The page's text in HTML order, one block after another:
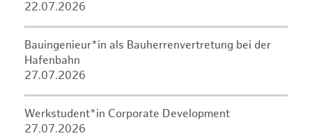
22.07.2026
Bauingenieur*in als Bauherrenvertretung bei der
Hafenbahn
27.07.2026
Werkstudent*in Corporate Development
27.07.2026